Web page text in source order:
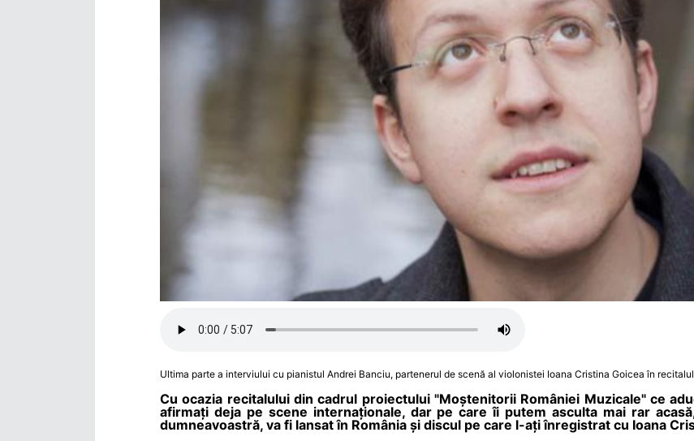
Ultima parte a interviului cu pianistul Andrei Banciu, partenerul de scenă al violonistei Ioana Cristina Goicea în
Cu ocazia recitalului din cadrul proiectului "Moștenitorii României Muzicale" ce
afirmați deja pe scene internaționale, dar pe care îi putem asculta mai rar
dumneavoastră, va fi lansat în România și discul pe care l-ați înregistrat cu Ioana